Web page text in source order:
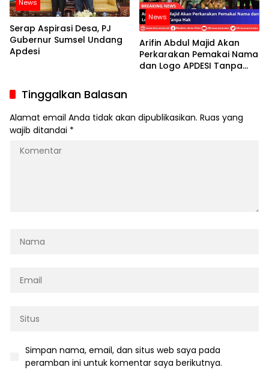
News
Serap Aspirasi Desa, PJ
Gubernur Sumsel Undang
Apdesi
News
Arifin Abdul Majid Akan
Perkarakan Pemakai Nama
dan Logo APDESI Tanpa
Tinggalkan Balasan
Alamat email Anda tidak akan dipublikasikan. Ruas yang
wajib ditandai *
Simpan nama, email, dan situs web saya pada
peramban ini untuk komentar saya berikutnya.